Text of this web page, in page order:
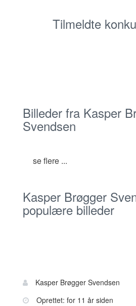
Tilmeldte
Billeder fra Kasper
Svendsen
se flere ...
Kasper Brøgger
populære billeder
Bruger
information
Navn:
Kasper Brøgger Svendsen
Oprettet: for 11 år siden